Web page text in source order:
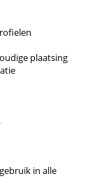
om
je er het hele jaar
graag zelf de
kies een RAL-
en de
aan jouw
plaatsing
in alle